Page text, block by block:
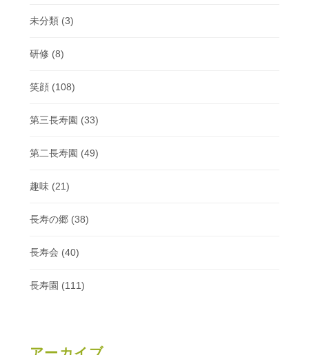
未分類(3)
研修 (8)
笑顔(108)
第三長寿園 (33)
第二長寿園 (49)
趣味(21)
長寿の郷(38)
長寿会 (40)
長寿園 (111)